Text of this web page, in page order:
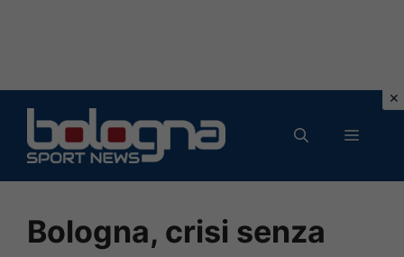
contenuto
MENU
Bologna, crisi senza